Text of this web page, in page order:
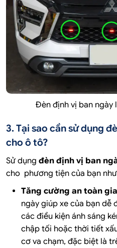
Đèn định vị ban ngày
3. Tại sao cần sử dụng
cho ô tô?
Sử dụng đèn định vị ban
cho phương tiện của bạn
Tăng cường an toàn
ngày giúp xe của bạn dễ
các điều kiện ánh sáng
chập tối hoặc thời tiết
cơ va chạm, đặc biệt là